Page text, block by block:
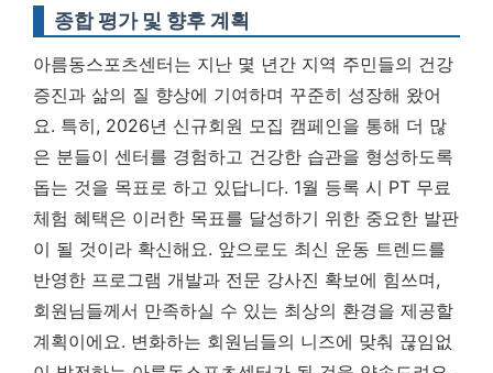
종합 평가 및 향후 계획
아름동스포츠센터는 지난 몇 년간 지역 주민들의 건강
증진과 삶의 질 향상에 기여하며 꾸준히 성장해 왔어
요. 특히, 2026년 신규회원 모집 캠페인을 통해 더 많
은 분들이 센터를 경험하고 건강한 습관을 형성하도록
돕는 것을 목표로 하고 있답니다. 1월 등록 시 PT 무료
체험 혜택은 이러한 목표를 달성하기 위한 중요한 발판
이 될 것이라 확신해요. 앞으로도 최신 운동 트렌드를
반영한 프로그램 개발과 전문 강사진 확보에 힘쓰며,
회원님들께서 만족하실 수 있는 최상의 환경을 제공할
계획이에요. 변화하는 회원님들의 니즈에 맞춰 끊임없